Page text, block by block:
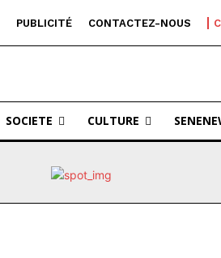
PUBLICITÉ CONTACTEZ-NOUS
SOCIETE CULTURE